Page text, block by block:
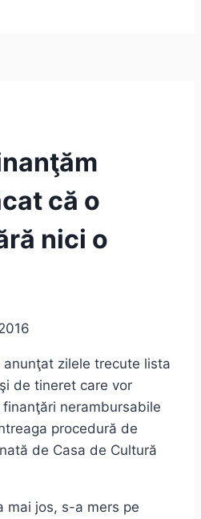
că o
nici o
anunţat zilele trecute lista
de tineret care vor
nerambursabile
procedură de
de Casa de Cultură
mai jos, s-a mers pe